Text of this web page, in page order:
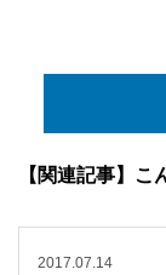
【関連記事】
2017.07.14